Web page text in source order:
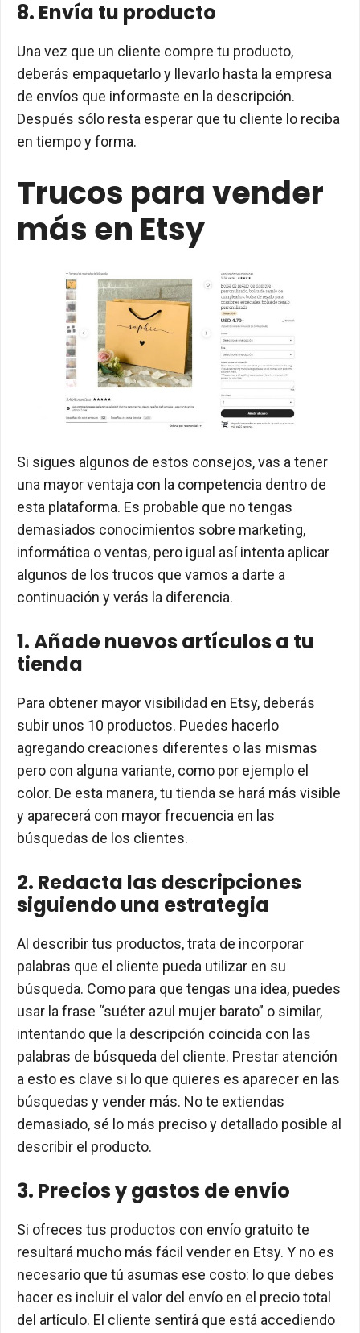
8. Envía tu producto
Una vez que un cliente compre tu producto,
deberás empaquetarlo y llevarlo hasta la empresa
de envíos que informaste en la descripción.
Después sólo resta esperar que tu cliente lo reciba
en tiempo y forma.
Trucos para vender
más en Etsy
Si sigues algunos de estos consejos, vas a tener
una mayor ventaja con la competencia dentro de
esta plataforma. Es probable que no tengas
demasiados conocimientos sobre marketing,
informática o ventas, pero igual así intenta aplicar
algunos de los trucos que vamos a darte a
continuación y verás la diferencia.
1. Añade nuevos artículos a tu
tienda
Para obtener mayor visibilidad en Etsy, deberás
subir unos 10 productos. Puedes hacerlo
agregando creaciones diferentes o las mismas
pero con alguna variante, como por ejemplo el
color. De esta manera, tu tienda se hará más visible
y aparecerá con mayor frecuencia en las
búsquedas de los clientes.
2. Redacta las descripciones
siguiendo una estrategia
Al describir tus productos, trata de incorporar
palabras que el cliente pueda utilizar en su
búsqueda. Como para que tengas una idea, puedes
usar la frase “suéter azul mujer barato” o similar,
intentando que la descripción coincida con las
palabras de búsqueda del cliente. Prestar atención
a esto es clave si lo que quieres es aparecer en las
búsquedas y vender más. No te extiendas
demasiado, sé lo más preciso y detallado posible al
describir el producto.
3. Precios y gastos de envío
Si ofreces tus productos con envío gratuito te
resultará mucho más fácil vender en Etsy. Y no es
necesario que tú asumas ese costo: lo que debes
hacer es incluir el valor del envío en el precio total
del artículo. El cliente sentirá que está accediendo